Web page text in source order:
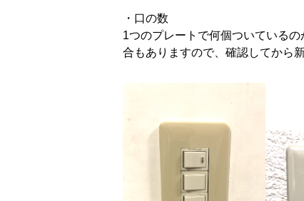
・口の数
1つのプレートで何個ついている
合もありますので、確認してから